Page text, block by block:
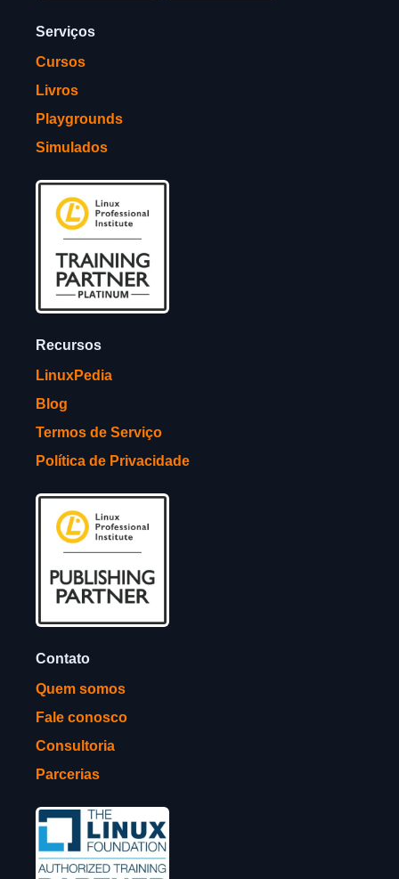
Serviços
Cursos
Livros
Playgrounds
Simulados
Recursos
LinuxPedia
Blog
Termos de Serviço
Política de Privacidade
Contato
Quem somos
Fale conosco
Consultoria
Parcerias